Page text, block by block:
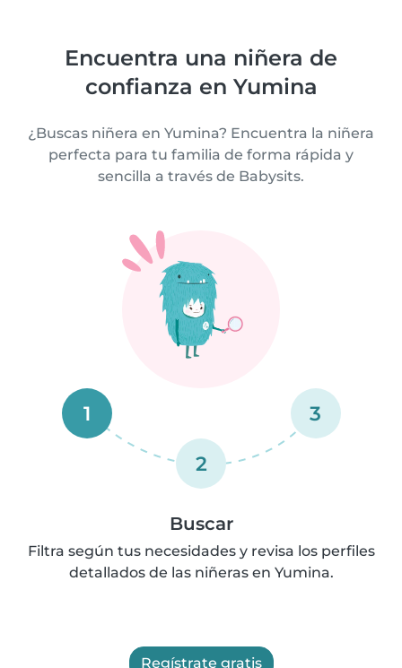
Encuentra una niñera de
confianza en Yumina
¿Buscas niñera en Yumina? Encuentra la niñera
perfecta para tu familia de forma rápida y
sencilla a través de Babysits.
1
2
3
Buscar
Filtra según tus necesidades y revisa los perfiles
detallados de las niñeras en Yumina.
Regístrate gratis